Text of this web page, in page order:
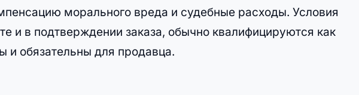
морального вреда и судебные расходы. Условия
и в подтверждении заказа, обычно квалифицируются как
и обязательны для продавца.